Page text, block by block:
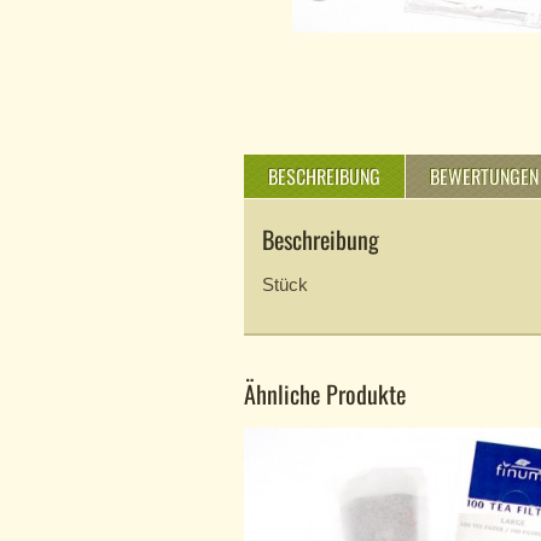
BESCHREIBUNG
Beschreibung
Stück
Ähnliche Produkte